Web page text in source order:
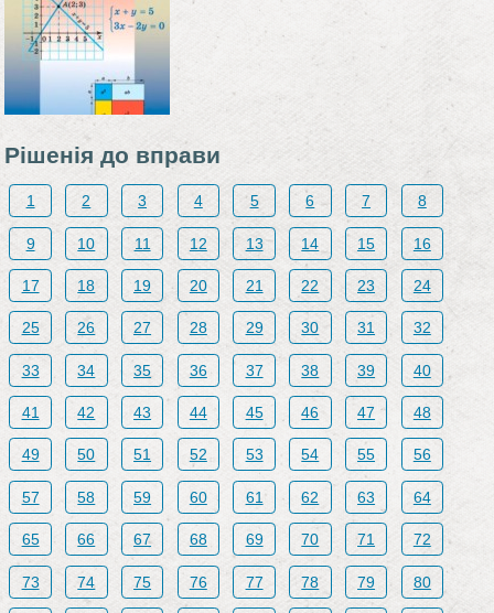
Рiшенiя до вправи
1 2 3 4 5 6 7 8
9 10 11 12 13 14 15 16
17 18 19 20 21 22 23 24
25 26 27 28 29 30 31 32
33 34 35 36 37 38 39 40
41 42 43 44 45 46 47 48
49 50 51 52 53 54 55 56
57 58 59 60 61 62 63 64
65 66 67 68 69 70 71 72
73 74 75 76 77 78 79 80